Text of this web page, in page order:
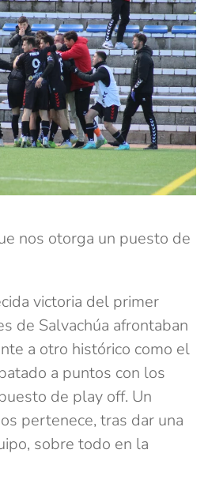
nos otorga un puesto de
victoria del primer
de Salvachúa afrontaban
a otro histórico como el
a puntos con los
de play off. Un
pertenece, tras dar una
sobre todo en la